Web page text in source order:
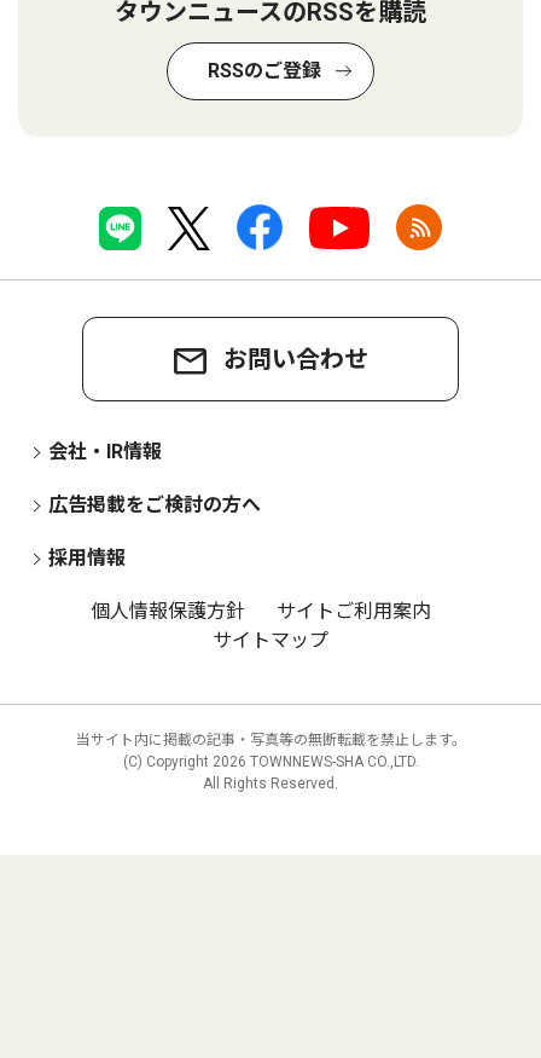
タウンニュースのRSSを購読
RSSのご登録
お問い合わせ
会社・IR情報
広告掲載をご検討の方へ
採用情報
個人情報保護方針
サイトご利用案内
サイトマップ
当サイト内に掲載の記事・写真等の無断転載を禁止します。
(C) Copyright 2026 TOWNNEWS-SHA CO.,LTD.
All Rights Reserved.